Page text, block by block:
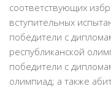
соответствующих
вступительных
победители с
республиканской
победители с
олимпиад; а также